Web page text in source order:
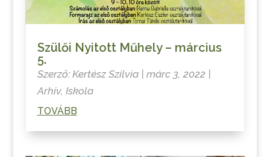
Szülői Nyitott Műhely – március
5.
Szerző: Kertész Szilvia| márc 3, 2022|
Arhív, Iskola
TOVÁBB